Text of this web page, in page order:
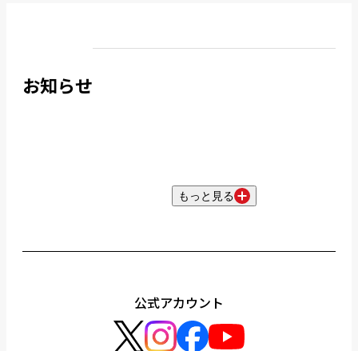
お知らせ
もっと見る
公式アカウント